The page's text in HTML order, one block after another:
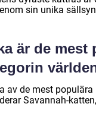
sin unika
är de mest
av de mest
Savannah-